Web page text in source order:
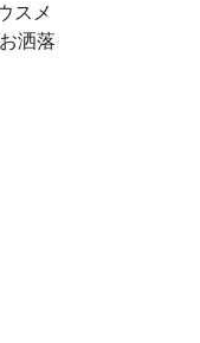
スメ
洒落